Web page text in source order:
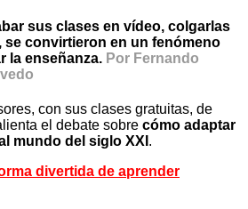
sus clases en vídeo, colgarlas
se convirtieron en un fenómeno
la enseñanza. Por Fernando
con sus clases gratuitas, de
el debate sobre cómo adaptar
mundo del siglo XXI .
divertida de aprender